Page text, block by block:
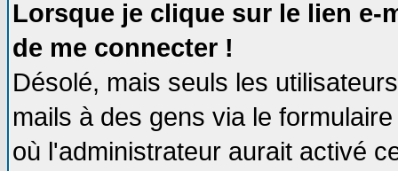
Lorsque je clique sur le lien e-
de me connecter !
Désolé, mais seuls les
mails à des gens via le
où l'administrateur aurait activé